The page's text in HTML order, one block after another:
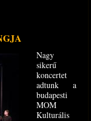
Nagy
sikerű
koncertet
adtunk a
budapesti
MOM
Kulturális